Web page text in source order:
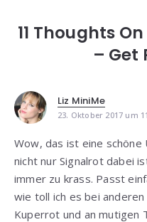
11 Thoughts
– Get
Liz MiniMe
23. Oktober 2017 um
Wow, das ist eine schöne
nicht nur Signalrot dabei
immer zu krass. Passt
wie toll ich es bei
Kuperrot und an mutigen